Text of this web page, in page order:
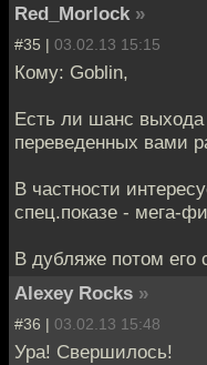
Red_Morlock »
#35 | 03.02.13 15:15
Кому: Goblin,
Есть ли шанс
переведенных вами
В частности
спец.показе - мега-
В дубляже потом его
Alexey Rocks »
#36 | 03.02.13 15:48
Ура! Свершилось!